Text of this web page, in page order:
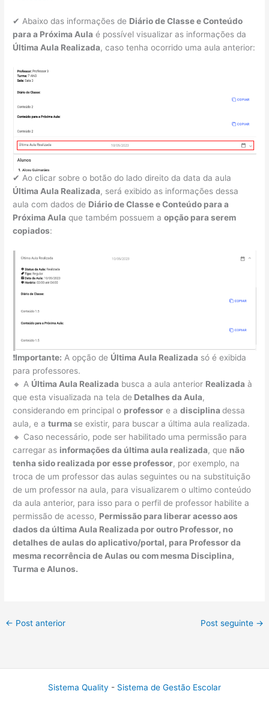
✔ Abaixo das informações de Diário de Classe e Conteúdo
para a Próxima Aula é possível visualizar as informações da
Última Aula Realizada, caso tenha ocorrido uma aula anterior:
✔ Ao clicar sobre o botão do lado direito da data da aula
Última Aula Realizada, será exibido as informações dessa
aula com dados de Diário de Classe e Conteúdo para a
Próxima Aula que também possuem aopção para serem
copiados:
❗Importante: A opção de Última Aula Realizada só é exibida
para professores.
🔸 A Última Aula Realizada busca a aula anterior Realizada à
que esta visualizada na tela de Detalhes da Aula,
considerando em principal o professor e adisciplinadessa
aula, e aturma se existir, para buscar a última aula realizada.
🔸 Caso necessário, pode ser habilitado uma permissão para
carregar as informações da última aula realizada, que não
tenha sido realizada por esse professor, por exemplo, na
troca de um professor das aulas seguintes ou na substituição
de um professor na aula, para visualizarem o ultimo conteúdo
da aula anterior, para isso para o perfil de professor habilite a
permissão de acesso, Permissão para liberar acesso aos
dados da última Aula Realizada por outro Professor, no
detalhes de aulas do aplicativo/portal, para Professor da
mesma recorrência de Aulas ou com mesma Disciplina,
Turma e Alunos.
← Post anterior Post seguinte →
Sistema Quality - Sistema de Gestão Escolar